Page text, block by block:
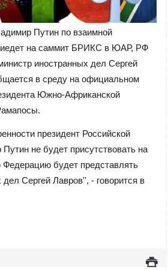
Путин по взаимной
на саммит БРИКС в ЮАР, РФ
иностранных дел Сергей
в среду на официальном
Южно-Африканской
президент Российской
не будет присутствовать на
будет представлять
Сергей Лавров'', - говорится в